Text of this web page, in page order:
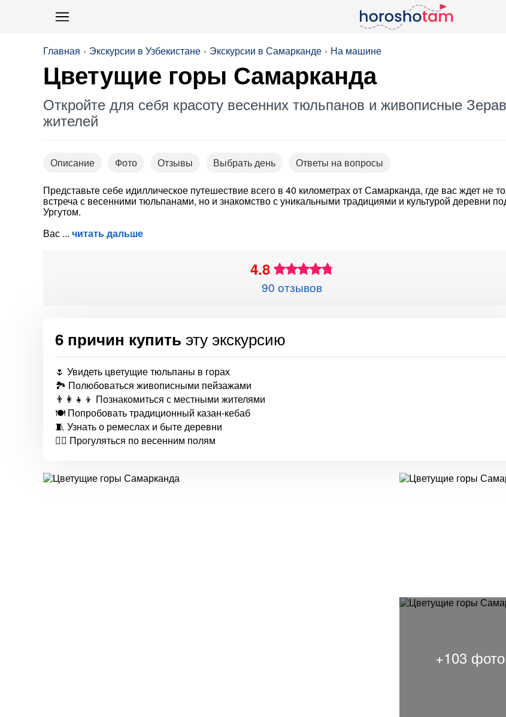
Главная Экскурсии в Узбекистане Экскурсии в Самарканде На машине
Цветущие горы Самарканда
Откройте для себя красоту весенних тюльпанов и живописные
жителей
Описание Фото Отзывы Выбрать день
Ответы на вопросы
Представьте себе идиллическое путешествие всего в 40 километрах от Самарканда, где вас ждет не
встреча с весенними тюльпанами, но и знакомство с уникальными традициями и культурой деревни
Ургутом.
Вас
читать дальше
4.8
90 отзывов
6 причин купить эту экскурсию
🌷 Увидеть цветущие тюльпаны в горах
🏞 Полюбоваться живописными пейзажами
👨‍👩‍👧‍👦 Познакомиться с местными жителями
🍽 Попробовать традиционный казан-кебаб
🧵 Узнать о ремеслах и быте деревни
🚶‍♂️ Прогуляться по весенним полям